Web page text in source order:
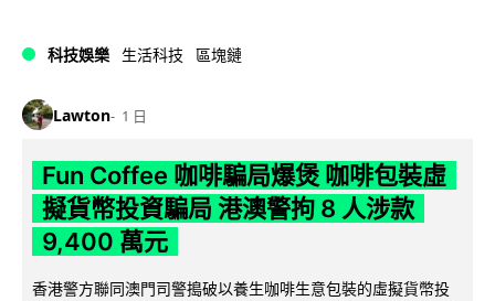
科技娛樂 生活科技 區塊鏈
Lawton 1 日
Fun Coffee 咖啡騙局爆煲 咖啡包裝虛
擬貨幣投資騙局 港澳警拘 8 人涉款
9,400 萬元
香港警方聯同澳門司警搗破以養生咖啡生意包裝的虛擬貨幣投